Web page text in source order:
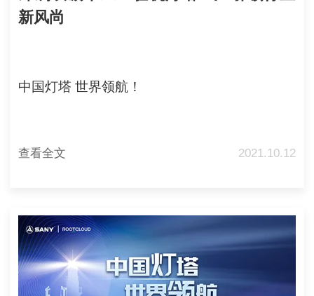
新风尚
中国灯塔 世界领航！
查看全文 2021.10.12